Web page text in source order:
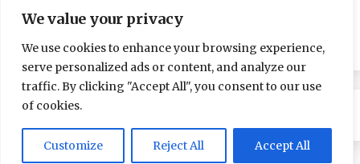
We value your privacy
We use cookies to enhance your browsing experience,
serve personalized ads or content, and analyze our
traffic. By clicking "Accept All", you consent to our use
of cookies.
Customize Reject All Accept All